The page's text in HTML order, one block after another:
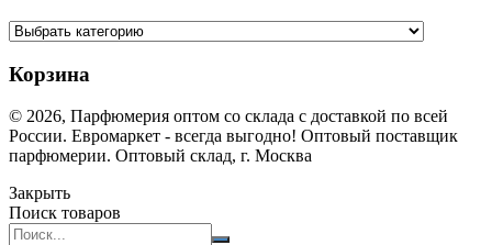
Корзина
© 2026, Парфюмерия оптом со склада с доставкой по всей
России. Евромаркет - всегда выгодно! Оптовый поставщик
парфюмерии. Оптовый склад, г. Москва
Закрыть
Поиск товаров
Search